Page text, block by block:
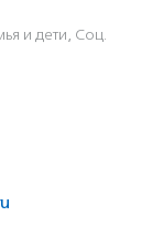
и дети, Соц.